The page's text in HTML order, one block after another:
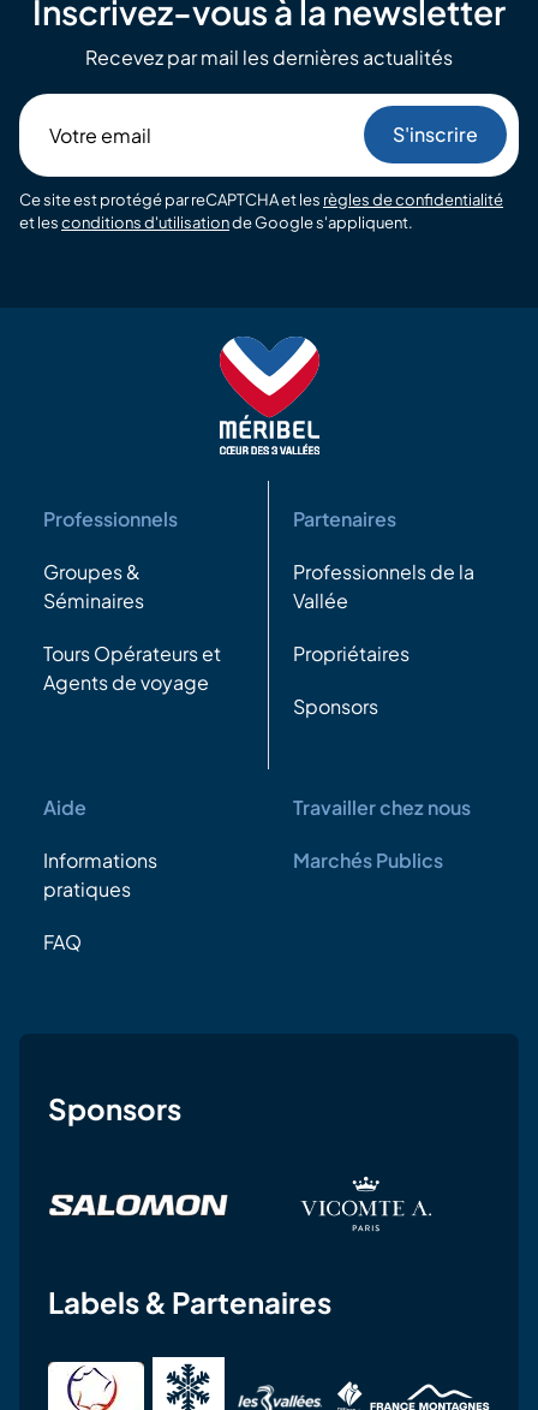
Inscrivez-vous à la newsletter
Recevez par mail les dernières actualités
email
Ce site est protégé par reCAPTCHA et les règles de confidentialité
et lesconditions d'utilisationde Google s'appliquent.
Professionnels
Groupes &
Séminaires
Tours Opérateurs et
Agents de voyage
Partenaires
Professionnels de la
Vallée
Propriétaires
Sponsors
Aide
Informations
pratiques
FAQ
Travailler chez nous
Marchés Publics
Sponsors
Labels & Partenaires